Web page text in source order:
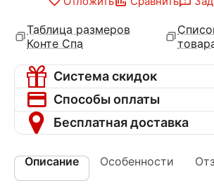
Таблица размеров
Конте Спа
Система скидок
Способы оплаты
Бесплатная доставка
Описание Особенности